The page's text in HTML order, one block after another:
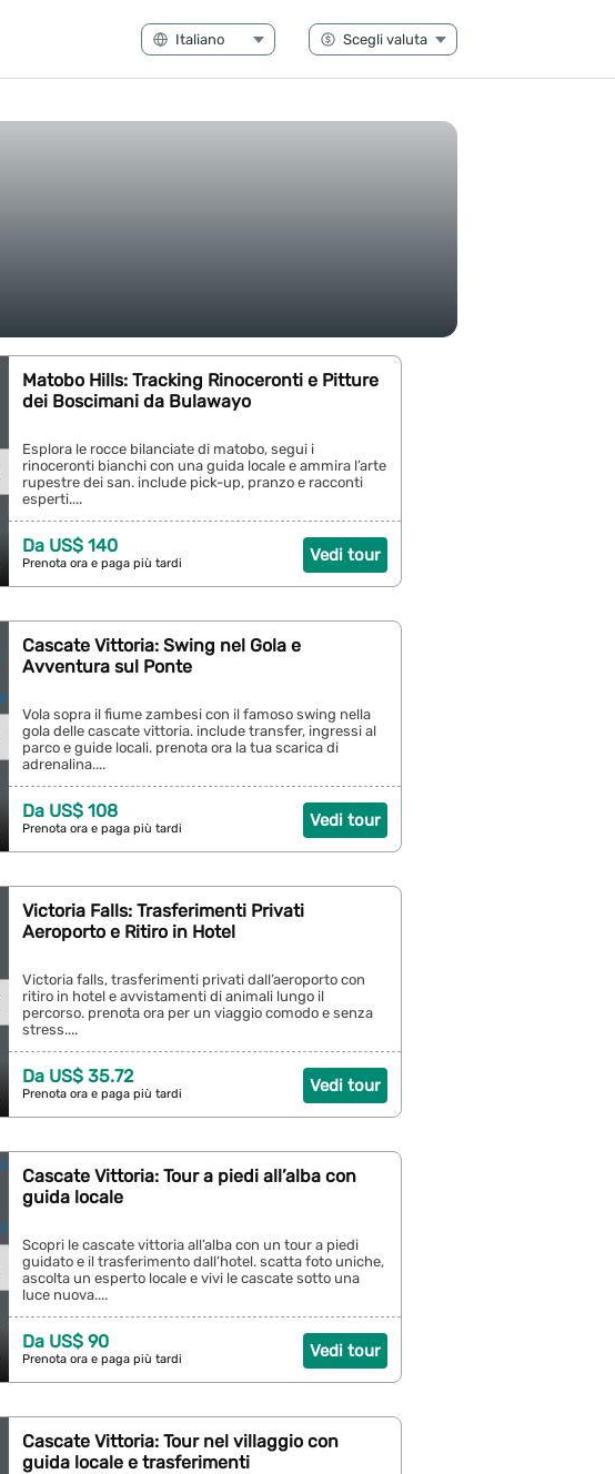
Matobo Hills: Tracking Rinoceronti e Pitture
dei Boscimani da Bulawayo
Esplora le rocce bilanciate di matobo, segui i
rinoceronti bianchi con una guida locale e ammira l’arte
rupestre dei san. include pick-up, pranzo e racconti
esperti....
Vedi tour
Da US$ 140
Prenota ora e paga più tardi
Cascate Vittoria: Swing nel Gola e
Avventura sul Ponte
Vola sopra il fiume zambesi con il famoso swing nella
gola delle cascate vittoria. include transfer, ingressi al
parco e guide locali. prenota ora la tua scarica di
adrenalina....
Vedi tour
Da US$ 108
Prenota ora e paga più tardi
Victoria Falls: Trasferimenti Privati
Aeroporto e Ritiro in Hotel
Victoria falls, trasferimenti privati dall’aeroporto con
ritiro in hotel e avvistamenti di animali lungo il
percorso. prenota ora per un viaggio comodo e senza
stress....
Vedi tour
Da US$ 35.72
Prenota ora e paga più tardi
Cascate Vittoria: Tour a piedi all’alba con
guida locale
Scopri le cascate vittoria all’alba con un tour a piedi
guidato e il trasferimento dall’hotel. scatta foto uniche,
ascolta un esperto locale e vivi le cascate sotto una
luce nuova....
Vedi tour
Da US$ 90
Prenota ora e paga più tardi
Cascate Vittoria: Tour nel villaggio con
guida locale e trasferimenti